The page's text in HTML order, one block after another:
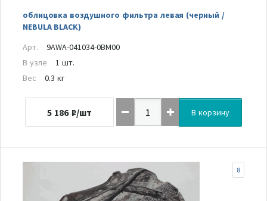
облицовка воздушного фильтра левая (черный /
NEBULA BLACK)
Арт.
9AWA-041034-0BM00
В узле
1 шт.
Вес
0.3 кг
5 186 ₽/шт В корзину
8